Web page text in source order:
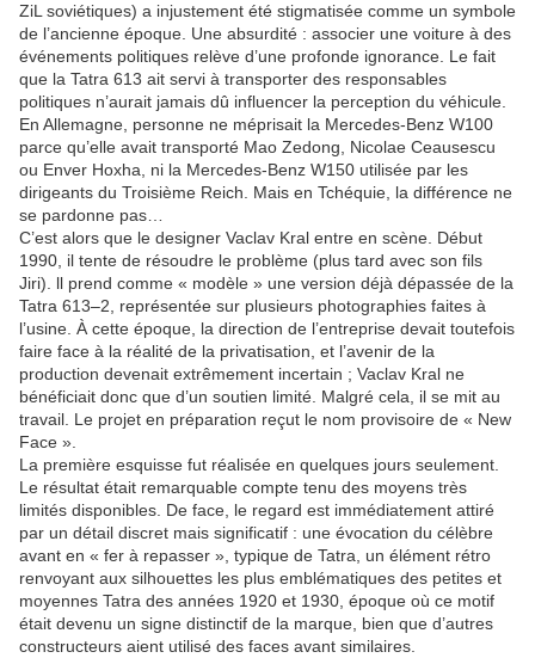
ZiL soviétiques) a injustement été stigmatisée comme un symbole
de l’ancienne époque. Une absurdité : associer une voiture à des
événements politiques relève d’une profonde ignorance. Le fait
que la Tatra 613 ait servi à transporter des responsables
politiques n’aurait jamais dû influencer la perception du véhicule.
En Allemagne, personne ne méprisait la Mercedes-Benz W100
parce qu’elle avait transporté Mao Zedong, Nicolae Ceausescu
ou Enver Hoxha, ni la Mercedes-Benz W150 utilisée par les
dirigeants du Troisième Reich. Mais en Tchéquie, la différence ne
se pardonne pas…
C’est alors que le designer Vaclav Kral entre en scène. Début
1990, il tente de résoudre le problème (plus tard avec son fils
Jiri). ll prend comme « modèle » une version déjà dépassée de la
Tatra 613–2, représentée sur plusieurs photographies faites à
l’usine. À cette époque, la direction de l’entreprise devait toutefois
faire face à la réalité de la privatisation, et l’avenir de la
production devenait extrêmement incertain ; Vaclav Kral ne
bénéficiait donc que d’un soutien limité. Malgré cela, il se mit au
travail. Le projet en préparation reçut le nom provisoire de « New
Face ».
La première esquisse fut réalisée en quelques jours seulement.
Le résultat était remarquable compte tenu des moyens très
limités disponibles. De face, le regard est immédiatement attiré
par un détail discret mais significatif : une évocation du célèbre
avant en « fer à repasser », typique de Tatra, un élément rétro
renvoyant aux silhouettes les plus emblématiques des petites et
moyennes Tatra des années 1920 et 1930, époque où ce motif
était devenu un signe distinctif de la marque, bien que d’autres
constructeurs aient utilisé des faces avant similaires.